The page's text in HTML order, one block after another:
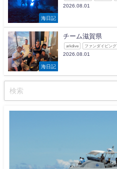
海日記
2026.08.01
海日記
チーム滋賀県
arkdive ファンダイビング
2026.08.01